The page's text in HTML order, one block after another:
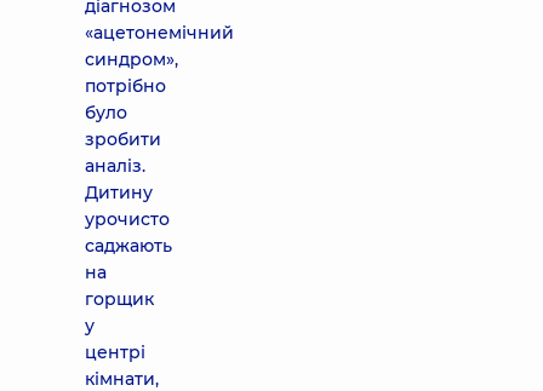
діагнозом
«ацетонемічний
синдром»,
потрібно
було
зробити
аналіз.
Дитину
урочисто
саджають
на
горщик
у
центрі
кімнати,